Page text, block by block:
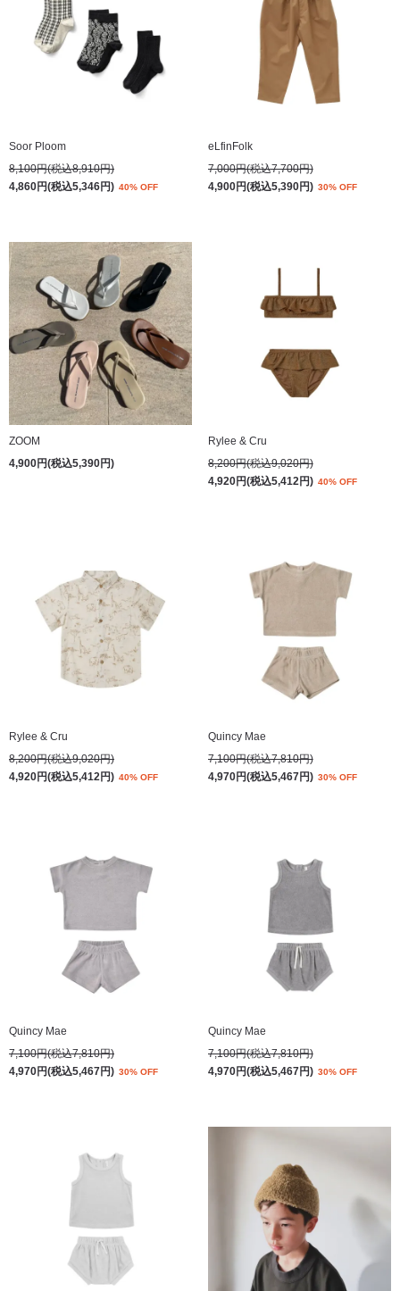
Soor Ploom
8,100円(税込8,910円)
4,860円(税込5,346円) 40% OFF
eLfinFolk
7,000円(税込7,700円)
4,900円(税込5,390円) 30% OFF
ZOOM
4,900円(税込5,390円)
Rylee & Cru
8,200円(税込9,020円)
4,920円(税込5,412円) 40% OFF
Rylee & Cru
8,200円(税込9,020円)
4,920円(税込5,412円) 40% OFF
Quincy Mae
7,100円(税込7,810円)
4,970円(税込5,467円) 30% OFF
Quincy Mae
7,100円(税込7,810円)
4,970円(税込5,467円) 30% OFF
Quincy Mae
7,100円(税込7,810円)
4,970円(税込5,467円) 30% OFF